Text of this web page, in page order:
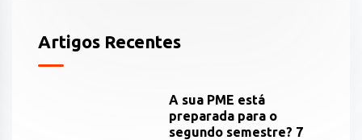
Artigos Recentes
A sua PME está
preparada para o
segundo semestre? 7